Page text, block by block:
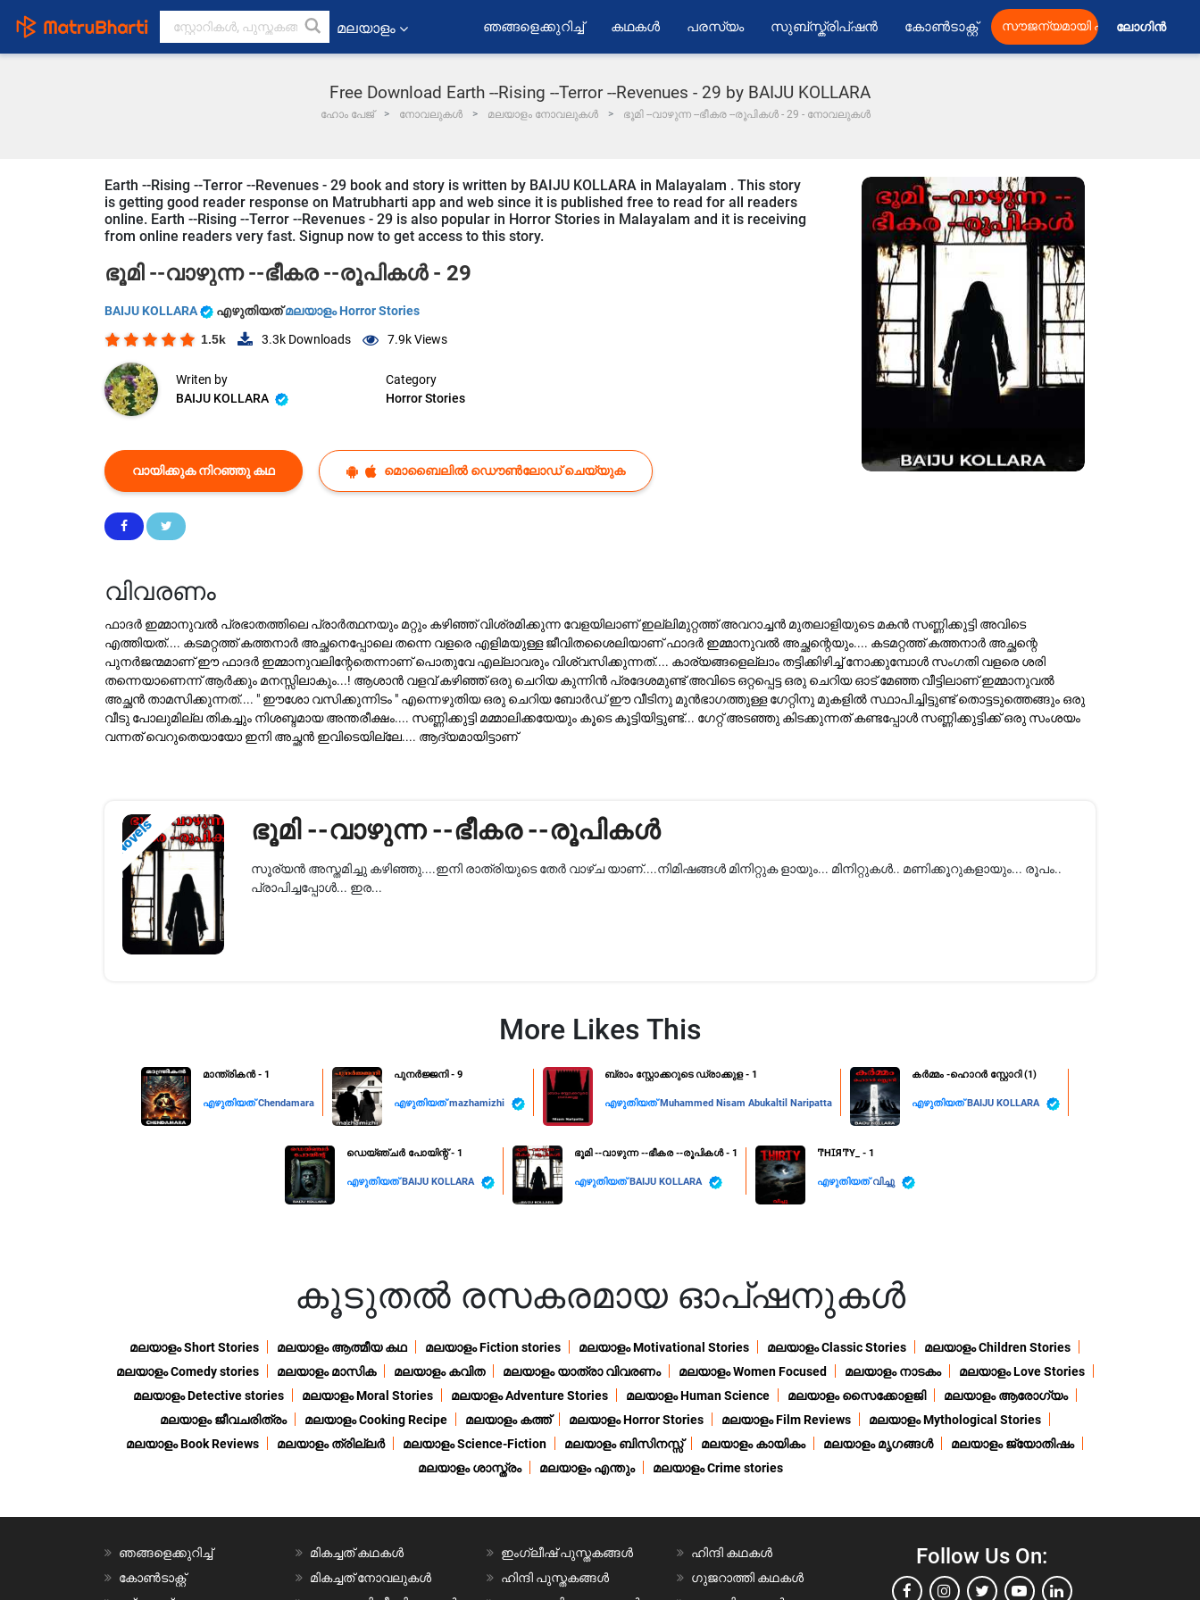
മലയാളം ഞങ്ങളെക്കുറിച്ച് കഥകൾ പരസ്യം സുബ്സ്ക്രിപ്ഷൻ കോൺടാക്റ്റ് സൗജന്യമായി ലോഗിൻ
Free Download Earth --Rising --Terror --Revenues - 29 by BAIJU KOLLARA
ഹോം പേജ് നോവലുകൾ മലയാളം നോവലുകൾ ഭൂമി --വാഴുന്ന --ഭീകര --രൂപികൾ - 29 - നോവലുകൾ
Earth --Rising --Terror --Revenues - 29 book and story is written by BAIJU KOLLARA in Malayalam . This story
is getting good reader response on Matrubharti app and web since it is published free to read for all readers
online. Earth --Rising --Terror --Revenues - 29 is also popular in Horror Stories in Malayalam and it is receiving
from online readers very fast. Signup now to get access to this story.
ഭൂമി --വാഴുന്ന --ഭീകര --രൂപികൾ - 29
BAIJU KOLLARA എഴുതിയത്മലയാളം Horror Stories
1.5k 3.3k Downloads 7.9kViews
Writen by
BAIJU KOLLARA
Category
Horror Stories
വായിക്കുക നിറഞ്ഞു കഥ മൊബൈലിൽ ഡൌൺലോഡ് ചെയ്യുക
വിവരണം
ഫാദർ ഇമ്മാനുവൽ പ്രഭാതത്തിലെ പ്രാർത്ഥനയും മറ്റും കഴിഞ്ഞ് വിശ്രമിക്കുന്ന വേളയിലാണ് ഇല്ലിമുറ്റത്ത് അവറാച്ചൻ മുതലാളിയുടെ മകൻ സണ്ണിക്കുട്ടി അവിടെ
എത്തിയത്.... കടമറ്റത്ത് കത്തനാർ അച്ഛനെപ്പോലെ തന്നെ വളരെ എളിമയുള്ള ജീവിതശൈലിയാണ് ഫാദർ ഇമ്മാനുവൽ അച്ഛന്റെയും.... കടമറ്റത്ത് കത്തനാർ അച്ഛന്റെ
പുനർജന്മമാണ് ഈ ഫാദർ ഇമ്മാനുവലിന്റേതെന്നാണ് പൊതുവേ എല്ലാവരും വിശ്വസിക്കുന്നത്.... കാര്യങ്ങളെല്ലാം തട്ടിക്കിഴിച്ച് നോക്കുമ്പോൾ സംഗതി വളരെ ശരി
തന്നെയാണെന്ന് ആർക്കും മനസ്സിലാകും...! ആശാൻ വളവ് കഴിഞ്ഞ് ഒരു ചെറിയ കുന്നിൻ പ്രദേശമുണ്ട് അവിടെ ഒറ്റപ്പെട്ട ഒരു ചെറിയ ഓട് മേഞ്ഞ വീട്ടിലാണ് ഇമ്മാനുവൽ
അച്ഛൻ താമസിക്കുന്നത്.... " ഈശോ വസിക്കുന്നിടം " എന്നെഴുതിയ ഒരു ചെറിയ ബോർഡ് ഈ വീടിനു മുൻഭാഗത്തുള്ള ഗേറ്റിനു മുകളിൽ സ്ഥാപിച്ചിട്ടുണ്ട് തൊട്ടടുത്തെങ്ങും ഒരു
വീടു പോലുമില്ല തികച്ചും നിശബ്ദമായ അന്തരീക്ഷം.... സണ്ണിക്കുട്ടി മമ്മാലിക്കയേയും കൂടെ കൂട്ടിയിട്ടുണ്ട്... ഗേറ്റ് അടഞ്ഞു കിടക്കുന്നത് കണ്ടപ്പോൾ സണ്ണിക്കുട്ടിക്ക്‌ ഒരു സംശയം
വന്നത് വെറുതെയായോ ഇനി അച്ഛൻ ഇവിടെയില്ലേ.... ആദ്യമായിട്ടാണ്
Novels ഭൂമി --വാഴുന്ന --ഭീകര --രൂപികൾ
സൂര്യൻ അസ്തമിച്ചു കഴിഞ്ഞു....ഇനി രാത്രിയുടെ തേർ വാഴ്ച യാണ്....നിമിഷങ്ങൾ മിനിറ്റുക ളായും... മിനിറ്റുകൾ.. മണിക്കൂറുകളായും... രൂപം..
പ്രാപിച്ചപ്പോൾ... ഇര...
More Likes This
മാന്ത്രികൻ - 1
എഴുതിയത്Chendamara
പുനർജ്ജനി - 9
എഴുതിയത്mazhamizhi
ബ്രാം സ്റ്റോക്കറുടെ ഡ്രാക്കുള - 1
എഴുതിയത്Muhammed Nisam Abukaltil Naripatta
കർമ്മം -ഹൊറർ സ്റ്റോറി (1)
എഴുതിയത്BAIJU KOLLARA
ഡെയ്ഞ്ചർ പോയിന്റ് - 1
എഴുതിയത്BAIJU KOLLARA
ഭൂമി --വാഴുന്ന --ഭീകര --രൂപികൾ - 1
എഴുതിയത്BAIJU KOLLARA
ͲHꀤЯͲY_ - 1
എഴുതിയത്വിച്ചു
കൂടുതൽ രസകരമായ ഓപ്ഷനുകൾ
മലയാളം Short Stories മലയാളം ആത്മീയ കഥ മലയാളം Fiction stories മലയാളം Motivational Stories മലയാളം Classic Stories
മലയാളം Children Stories
മലയാളം Comedy stories
മലയാളം മാസിക മലയാളം കവിത മലയാളം യാത്രാ വിവരണം മലയാളം Women Focused മലയാളം നാടകം
മലയാളം Love Stories
മലയാളം Detective stories
മലയാളം Moral Stories മലയാളം Adventure Stories മലയാളം Human Science മലയാളം സൈക്കോളജി
മലയാളം ആരോഗ്യം
മലയാളം ജീവചരിത്രം
മലയാളം Cooking Recipe മലയാളം കത്ത് മലയാളം Horror Stories മലയാളം Film Reviews
മലയാളം Mythological Stories
മലയാളം Book Reviews
മലയാളം ത്രില്ലർ മലയാളം Science-Fiction മലയാളം ബിസിനസ്സ് മലയാളം കായികം മലയാളം മൃഗങ്ങൾ
മലയാളം ജ്യോതിഷം
മലയാളം ശാസ്ത്രം
മലയാളം എന്തും മലയാളം Crime stories
ഞങ്ങളെക്കുറിച്ച്
കോൺടാക്റ്റ്
മികച്ചത് കഥകൾ
മികച്ചത് നോവലുകൾ
ഇംഗ്ലീഷ് പുസ്തകങ്ങൾ
ഹിന്ദി പുസ്തകങ്ങൾ
ഹിന്ദി കഥകൾ
ഗുജറാത്തി കഥകൾ
Follow Us On: